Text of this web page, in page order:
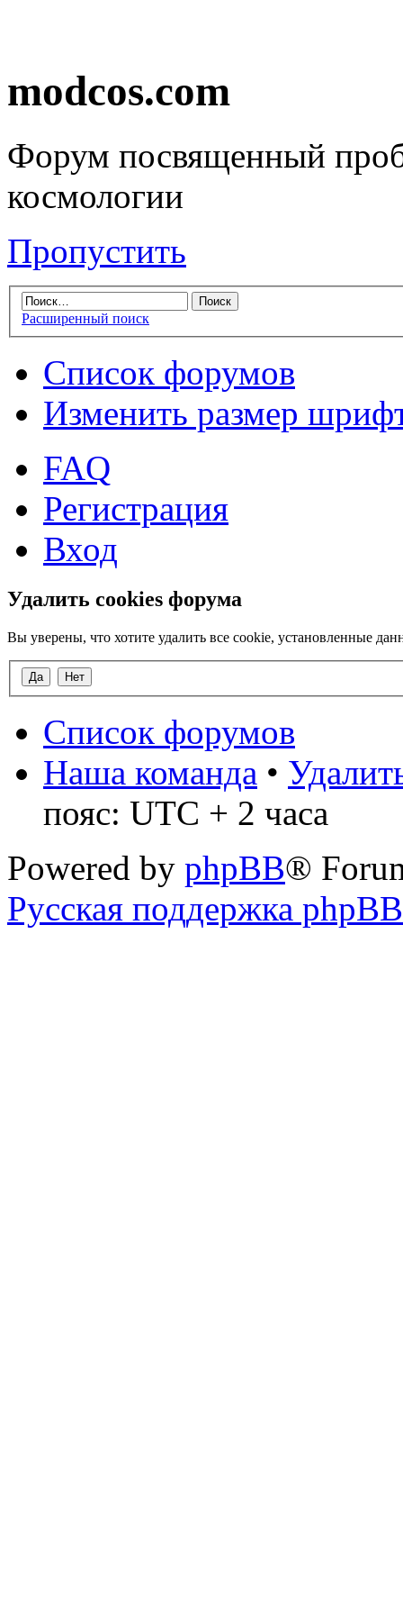
modcos.com
Форум посвященный
космологии
Пропустить
Расширенный поиск
Список форумов
Изменить размер
FAQ
Регистрация
Вход
Удалить cookies форума
Вы уверены, что хотите удалить все cookie, установленные
Список форумов
Наша команда •
пояс: UTC + 2 часа
Powered by phpBB®
Русская поддержка phpBB